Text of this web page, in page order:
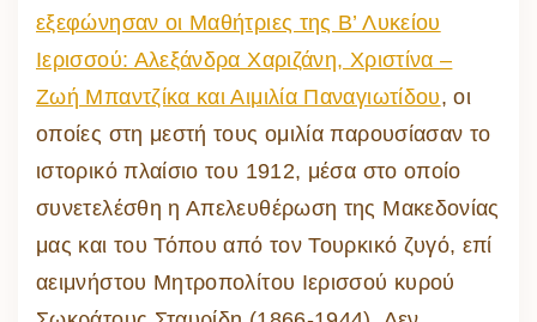
εξεφώνησαν οι Μαθήτριες της Β’ Λυκείου
Ιερισσού: Αλεξάνδρα Χαριζάνη, Χριστίνα –
Ζωή Μπαντζίκα και Αιμιλία Παναγιωτίδου, οι
οποίες στη μεστή τους ομιλία παρουσίασαν το
ιστορικό πλαίσιο του 1912, μέσα στο οποίο
συνετελέσθη η Απελευθέρωση της Μακεδονίας
μας και του Τόπου από τον Τουρκικό ζυγό, επί
αειμνήστου Μητροπολίτου Ιερισσού κυρού